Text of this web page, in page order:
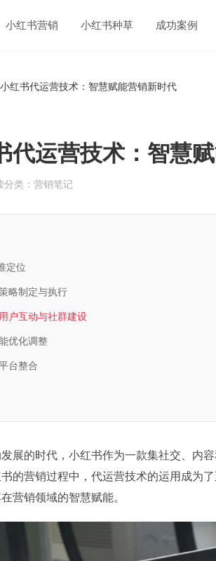
小红书营销 小红书种草 成功案例
红书代运营技术：智慧赋能营销新时代
代运营技术：智慧
分类：营销笔记
定位
略制定与执行
户互动与社群建设
优化调整
台整合
展的时代，小红书作为一款集社交、内
的营销过程中，代运营技术的运用成为
营销领域的智慧赋能。